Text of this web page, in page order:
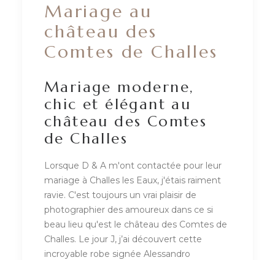
Mariage au
château des
Comtes de Challes
Mariage moderne,
chic et élégant au
château des Comtes
de Challes
Lorsque D & A m'ont contactée pour leur
mariage à Challes les Eaux, j'étais raiment
ravie. C'est toujours un vrai plaisir de
photographier des amoureux dans ce si
beau lieu qu'est le château des Comtes de
Challes. Le jour J, j’ai découvert cette
incroyable robe signée Alessandro